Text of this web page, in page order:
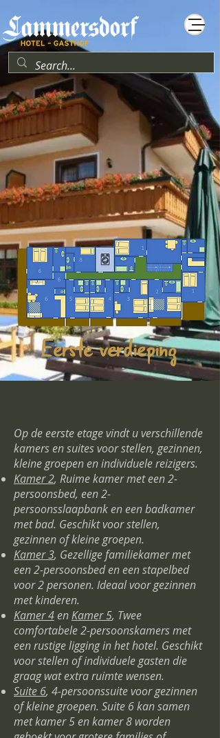
Eerste verdieping
Op de eerste etage vindt u verschillende
kamers en suites voor stellen, gezinnen,
kleine groepen en individuele reizigers.
Kamer 2, Ruime kamer met een 2-
persoonsbed, een 2-
persoonsslaapbank en een badkamer
met bad. Geschikt voor stellen,
gezinnen of kleine groepen.
Kamer 3, Gezellige familiekamer met
een 2-persoonsbed en een stapelbed
voor 2 personen. Ideaal voor gezinnen
met kinderen.
Kamer 4enKamer 5, Twee
comfortabele 2-persoonskamers met
een rustige ligging in het hotel. Geschikt
voor stellen of individuele gasten die
graag wat extra ruimte wensen.
Suite 6, 4-persoonssuite voor gezinnen
of kleine groepen. Suite 6 kan samen
met kamer 5 en kamer 8 worden